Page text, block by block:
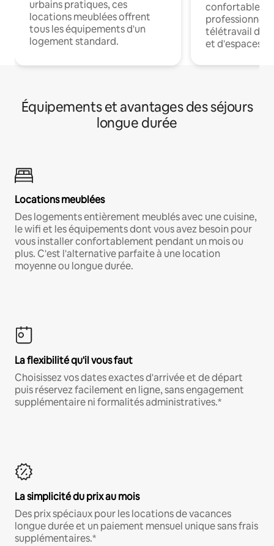
urbains pratiques, ces
locations meublées offrent
tous les équipements d'un
logement standard.
confortables
professionnels
télétravail
et d'espaces
Équipements et avantages des séjours
longue durée
Locations meublées
Des logements entièrement meublés avec une cuisine,
le wifi et les équipements dont vous avez besoin pour
vous installer confortablement pendant un mois ou
plus. C'est l'alternative parfaite à une location
moyenne ou longue durée.
La flexibilité qu'il vous faut
Choisissez vos dates exactes d'arrivée et de départ
puis réservez facilement en ligne, sans engagement
supplémentaire ni formalités administratives.*
La simplicité du prix au mois
Des prix spéciaux pour les locations de vacances
longue durée et un paiement mensuel unique sans frais
supplémentaires.*